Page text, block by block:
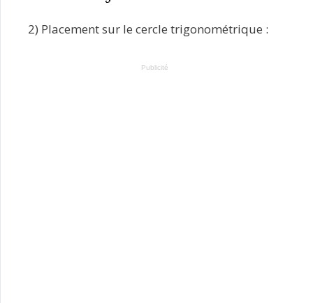
2) Placement sur le cercle trigonométrique :
Publicité